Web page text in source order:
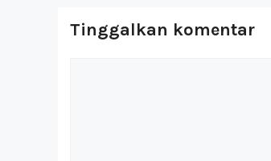
Tinggalkan komentar